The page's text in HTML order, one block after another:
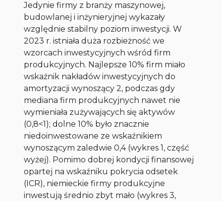
Jedynie firmy z branży maszynowej,
budowlanej i inżynieryjnej wykazały
względnie stabilny poziom inwestycji. W
2023 r. istniała duża rozbieżność we
wzorcach inwestycyjnych wśród firm
produkcyjnych. Najlepsze 10% firm miało
wskaźnik nakładów inwestycyjnych do
amortyzacji wynoszący 2, podczas gdy
mediana firm produkcyjnych nawet nie
wymieniała zużywających się aktywów
(0,8<1); dolne 10% było znacznie
niedoinwestowane ze wskaźnikiem
wynoszącym zaledwie 0,4 (wykres 1, część
wyżej). Pomimo dobrej kondycji finansowej
opartej na wskaźniku pokrycia odsetek
(ICR), niemieckie firmy produkcyjne
inwestują średnio zbyt mało (wykres 3,